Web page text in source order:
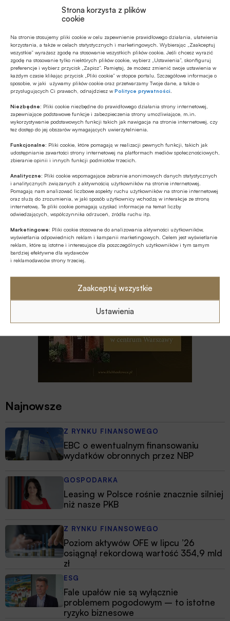
Strona korzysta z plików
cookie
Na stronie stosujemy pliki cookie w celu zapewnienie prawidłowego działania, ułatwienia
korzystania, a także w celach statystycznych i marketingowych. Wybierając „Zaakceptuj
wszystkie” wyrażasz zgodę na stosowanie wszystkich plików cookie. Jeśli chcesz wyrazić
zgodę na stosowanie tylko niektórych plików cookie, wybierz „Ustawienia”, skonfiguruj
preferencje i wybierz przycisk „Zapisz”. Pamiętaj, że możesz zmienić swoje ustawienia w
każdym czasie klikając przycisk „Pliki cookie” w stopce portalu. Szczegółowe informacje o
sposobie, w jaki używamy plików cookie oraz przetwarzamy Twoje dane, a także o
przysługujących Ci prawach, odnajdziesz wPolityce prywatności
Niezbędne: Pliki cookie niezbędne do prawidłowego działania strony internetowej,
zapewniające podstawowe funkcje i zabezpieczenia strony umożliwiające, m.in.
wykorzystywanie podstawowych funkcji takich jak nawigacja na stronie internetowej, czy
tez dostęp do jej obszarów wymagających uwierzytelnienia.
Funkcjonalne: Pliki cookie, które pomagają w realizacji pewnych funkcji, takich jak
udostępnianie zawartości strony internetowej na platformach mediów społecznościowych,
zbieranie opinii i innych funkcji podmiotów trzecich.
Analityczne: Pliki cookie wspomagające zebranie anonimowych danych statystycznych
i analitycznych związanych z aktywnością użytkowników na stronie internetowej.
Pomagają nam analizować liczbowe aspekty ruchu użytkowników na stronie internetowej
oraz służą do zrozumienia, w jaki sposób użytkownicy wchodzą w interakcje ze stroną
internetową. Te pliki cookie pomagają uzyskać informacje na temat liczby
odwiedzających, współczynnika odrzuceń, źródła ruchu itp.
Marketingowe: Pliki cookie stosowane do analizowania aktywności użytkowników,
wyświetlania odpowiednich reklam i kampanii marketingowych. Celem jest wyświetlanie
reklam, które są istotne i interesujące dla poszczególnych użytkowników i tym samym
bardziej efektywne dla wydawców
i reklamodawców strony trzeciej.
Zaakceptuj wszystkie
Ustawienia
Polecamy
Z RYNKU FINANSOWEGO
Konieczna zmiana sposobu
finansowania potrzeb polskich sił
zbrojnych
Z RYNKU FINANSOWEGO
Pierwsza emisja BGK obligacji z POLSTR
Z RYNKU FINANSOWEGO
Edukacja finansowa: nowe inicjatywy KE
w ramach strategii unijnej
GOSPODARKA
Polska szóstą gospodarką UE w 2025
roku
Najnowsze
Z RYNKU FINANSOWEGO
EBC o ewentualnym finansowaniu
wydatków obronnych przez NBP
GOSPODARKA
Leasing w Polsce rośnie znacznie silniej
niż nasze PKB
Z RYNKU FINANSOWEGO
Poziom aktywów OFE w lipcu ’26
osiągnął rekordową wartość 354,9 mld
zł
ESG
Fale upałów nie są wyłącznie
problemem pogodowym – to istotne
ryzyko biznesowe